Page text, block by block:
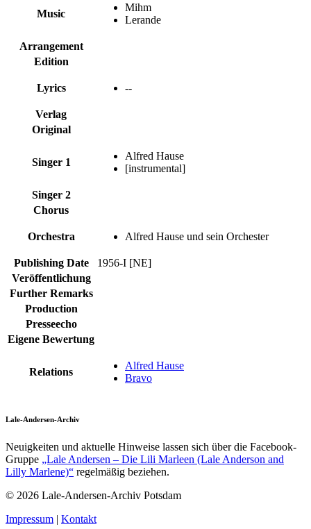
Music
Mihm
Lerande
Arrangement
Edition
Lyrics --
Verlag
Original
Singer 1
Alfred Hause
[instrumental]
Singer 2
Chorus
Orchestra Alfred Hause und sein Orchester
Publishing Date
1956-I [NE]
Veröffentlichung
Further Remarks
Production
Presseecho
Eigene Bewertung
Relations
Alfred Hause
Bravo
Lale-Andersen-Archiv
Neuigkeiten und aktuelle Hinweise lassen sich über die Facebook-
Gruppe „Lale Andersen – Die Lili Marleen (Lale Anderson and
Lilly Marlene)“ regelmäßig beziehen.
© 2026 Lale-Andersen-Archiv Potsdam
Impressum | Kontakt